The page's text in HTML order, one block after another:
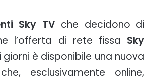
Sky TV che decidono di
l’offerta di rete fissa Sky
giorni è disponibile una nuova
esclusivamente online,